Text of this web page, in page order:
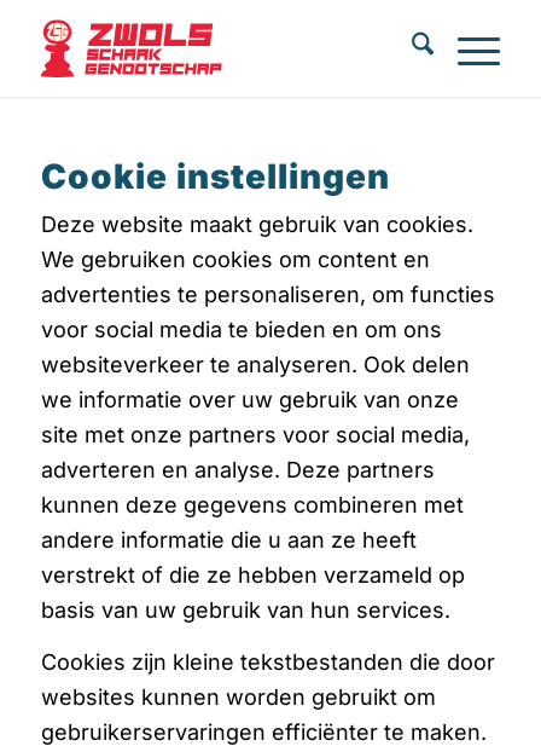
Cookie instellingen
Deze website maakt gebruik van cookies.
We gebruiken cookies om content en
advertenties te personaliseren, om functies
voor social media te bieden en om ons
websiteverkeer te analyseren. Ook delen
we informatie over uw gebruik van onze
site met onze partners voor social media,
adverteren en analyse. Deze partners
kunnen deze gegevens combineren met
andere informatie die u aan ze heeft
verstrekt of die ze hebben verzameld op
basis van uw gebruik van hun services.
Cookies zijn kleine tekstbestanden die door
websites kunnen worden gebruikt om
gebruikerservaringen efficiënter te maken.